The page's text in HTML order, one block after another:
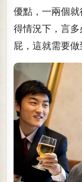
優點，一兩個就
得情況下，言多
屁，這就需要做